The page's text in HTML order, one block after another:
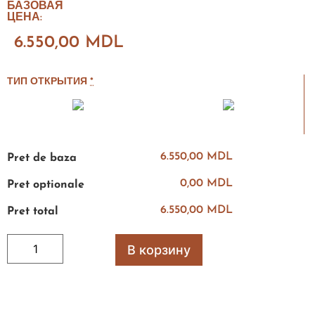
БАЗОВАЯ
ЦЕНА:
6.550,00 MDL
ТИП ОТКРЫТИЯ *
Pret de baza 6.550,00 MDL
Pret optionale 0,00 MDL
Pret total 6.550,00 MDL
В корзину